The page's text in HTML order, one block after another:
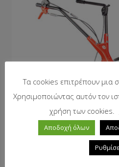
Τα cookies επιτρέπουν μια
Χρησιμοποιώντας αυτόν τον
χρήση των cookies.
Αποδοχή όλων